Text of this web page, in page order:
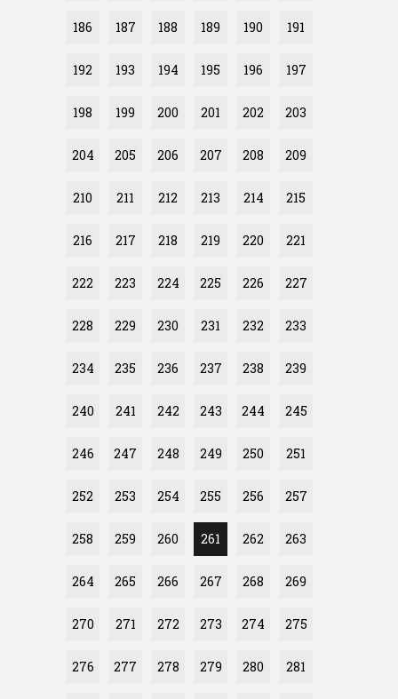
186 187 188 189 190 191
192 193 194 195 196 197
198 199 200 201 202 203
204 205 206 207 208 209
210 211 212 213 214 215
216 217 218 219 220 221
222 223 224 225 226 227
228 229 230 231 232 233
234 235 236 237 238 239
240 241 242 243 244 245
246 247 248 249 250 251
252 253 254 255 256 257
258 259 260 261 262 263
264 265 266 267 268 269
270 271 272 273 274 275
276 277 278 279 280 281